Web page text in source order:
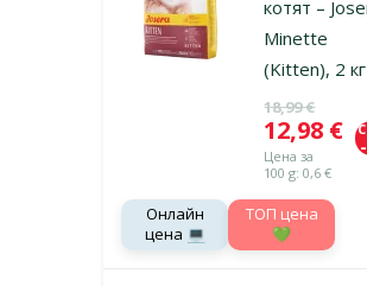
котят –
Minette
(Kitten), 2 кг
Исходная
18,99 €
Цена
12,98 €
Цена за
100 g: 0,6 €
Онлайн
цена 💻
TOП цена
💚